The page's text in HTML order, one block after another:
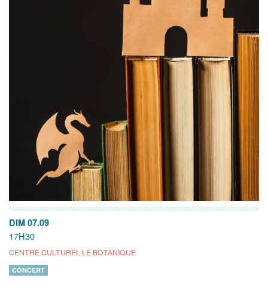
DIM 07.09
17H30
CENTRE CULTUREL LE BOTANIQUE
CONCERT